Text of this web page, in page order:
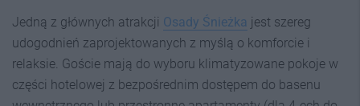
Jedną z głównych atrakcji Osady Śnieżka jest szereg
udogodnień zaprojektowanych z myślą o komforcie i
relaksie. Goście mają do wyboru klimatyzowane pokoje w
części hotelowej z bezpośrednim dostępem do basenu